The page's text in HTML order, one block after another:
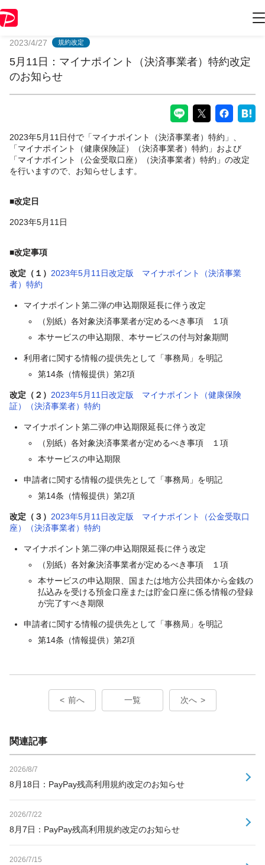
2023/4/27 規約改定
5月11日：マイナポイント（決済事業者）特約改定
のお知らせ
2023年5月11日付で「マイナポイント（決済事業者）特約」、
「マイナポイント（健康保険証）（決済事業者）特約」および
「マイナポイント（公金受取口座）（決済事業者）特約」の改定
を行いますので、お知らせします。
■改定日
2023年5月11日
■改定事項
改定（１） 2023年5月11日改定版 マイナポイント（決済事業
者）特約
マイナポイント第二弾の申込期限延長に伴う改定
（別紙）各対象決済事業者が定めるべき事項 １項
本サービスの申込期限、本サービスの付与対象期間
利用者に関する情報の提供先として「事務局」を明記
第14条（情報提供）第2項
改定（２） 2023年5月11日改定版 マイナポイント（健康保険
証）（決済事業者）特約
マイナポイント第二弾の申込期限延長に伴う改定
（別紙）各対象決済事業者が定めるべき事項 １項
本サービスの申込期限
申請者に関する情報の提供先として「事務局」を明記
第14条（情報提供）第2項
改定（３） 2023年5月11日改定版 マイナポイント（公金受取口
座）（決済事業者）特約
マイナポイント第二弾の申込期限延長に伴う改定
（別紙）各対象決済事業者が定めるべき事項 １項
本サービスの申込期限、国または地方公共団体から金銭の
払込みを受ける預金口座または貯金口座に係る情報の登録
が完了すべき期限
申請者に関する情報の提供先として「事務局」を明記
第14条（情報提供）第2項
前へ 一覧 次へ
関連記事
2026/8/7
8月18日：PayPay残高利用規約改定のお知らせ
2026/7/22
8月7日：PayPay残高利用規約改定のお知らせ
2026/7/15